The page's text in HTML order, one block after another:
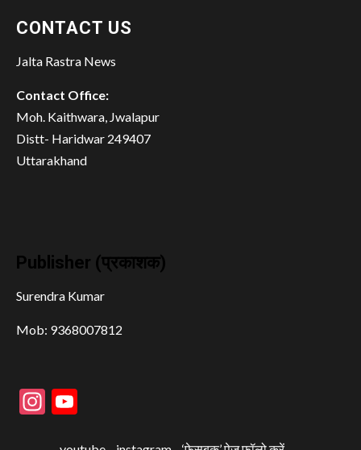
CONTACT US
Jalta Rastra News
Contact Office:
Moh. Kaithwara, Jwalapur
Distt- Haridwar 249407
Uttarakhand
Publisher (प्रकाशक)
Surendra Kumar
Mob: 9368007812
Instagram